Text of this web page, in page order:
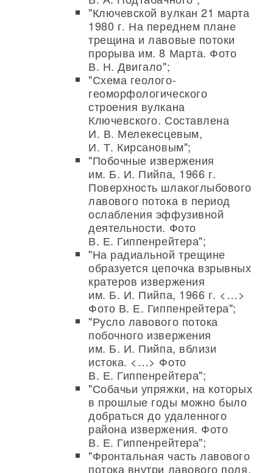
"Ключевской вулкан 21 марта
1980 г. На переднем плане
трещина и лавовые потоки
прорыва им. 8 Марта. Фото
В. Н. Двигало";
"Схема геолого-
геоморфологического
строения вулкана
Ключевского. Составлена
И. В. Мелекесцевым,
И. Т. Кирсановым";
"Побочные извержения
им. Б. И. Пийпа, 1966 г.
Поверхность шлакоглыбового
лавового потока в период
ослабления эффузивной
деятельности. Фото
В. Е. Гиппенрейтера";
"На радиальной трещине
образуется цепочка взрывных
кратеров извержения
им. Б. И. Пийпа, 1966 г. <…>
Фото В. Е. Гиппенрейтера";
"Русло лавового потока
побочного извержения
им. Б. И. Пийпа, вблизи
истока. <…> Фото
В. Е. Гиппенрейтера";
"Собачьи упряжки, на которых
в прошлые годы можно было
добраться до удаленного
района извержения. Фото
В. Е. Гиппенрейтера";
"Фронтальная часть лавового
потока внутри лавового поля.